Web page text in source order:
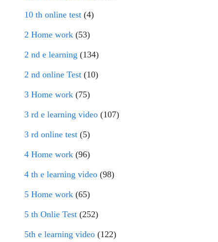
10 th online test (4)
2 Home work (53)
2 nd e learning (134)
2 nd online Test (10)
3 Home work (75)
3 rd e learning video (107)
3 rd online test (5)
4 Home work (96)
4 th e learning video (98)
5 Home work (65)
5 th Onlie Test (252)
5th e learning video (122)